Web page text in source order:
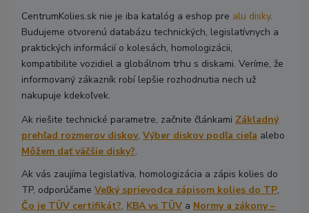
CentrumKolies.sk nie je iba katalóg a eshop pre alu disky.
Budujeme otvorenú databázu technických, legislatívnych a
praktických informácií o kolesách, homologizácii,
kompatibilite vozidiel a globálnom trhu s diskami. Veríme, že
informovaný zákazník robí lepšie rozhodnutia nech už
nakupuje kdekoľvek.
Ak riešite technické parametre, začnite článkami Základný
prehľad rozmerov diskov,Výber diskov podľa cieľa alebo
Môžem dať väčšie disky?.
Ak vás zaujíma legislatíva, homologizácia a zápis kolies do
TP, odporúčameVeľký sprievodca zápisom kolies do TP,
Čo je TÜV certifikát?, KBA vs TÜV a Normy a zákony –